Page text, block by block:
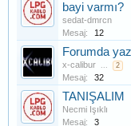
bayi varmı?
sedat-dmrcn
Mesaj:
12
Forumda
x-calibur ... 2
Mesaj: 32
TANIŞALIM
Necmi Işıklı
Mesaj:
3